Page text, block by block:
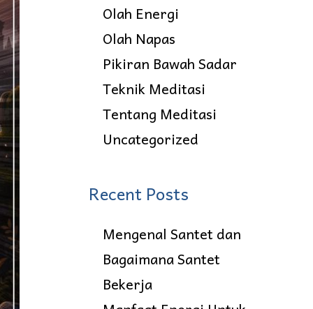
Olah Energi
Olah Napas
Pikiran Bawah Sadar
Teknik Meditasi
Tentang Meditasi
Uncategorized
Recent Posts
Mengenal Santet dan
Bagaimana Santet
Bekerja